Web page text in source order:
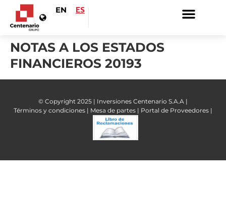
EN ES
NOTAS A LOS ESTADOS
FINANCIEROS 20193
© Copyright 2025 | Inversiones Centenario S.A.A |
Términos y condiciones | Mesa de partes | Portal de Proveedores |